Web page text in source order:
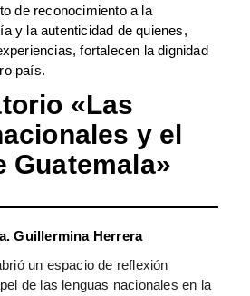
de reconocimiento a la
y la autenticidad de quienes,
fortalecen la dignidad
país.
«Las
y el
Guatemala»
Guillermina Herrera
un espacio de reflexión
de las lenguas nacionales en la